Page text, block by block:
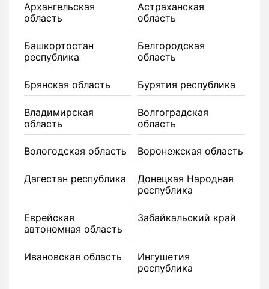
Архангельская
область
Астраханская
область
Башкортостан
республика
Белгородская
область
Брянская область Бурятия республика
Владимирская
область
Волгоградская
область
Вологодская область Воронежская область
Дагестан республика
Донецкая Народная
республика
Еврейская
автономная область
Забайкальский край
Ивановская область
Ингушетия
республика